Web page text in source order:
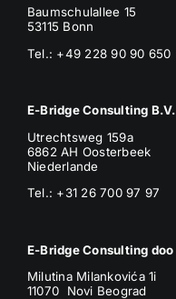
Baumschulallee 15
53115 Bonn
Tel.: +49 228 90 90 650
E-Bridge Consulting B.V.
Utrechtsweg 159a
6862 AH Oosterbeek
Niederlande
Tel.: +31 26 700 97 97
E-Bridge Consulting doo
Milutina Milankovića 1i
11070 Novi Beograd